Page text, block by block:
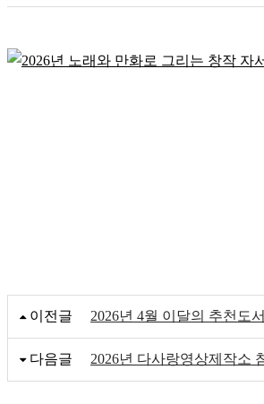
이전글 2026년 4월 이달의 추천도서
다음글 2026년 다사랑영상제작소